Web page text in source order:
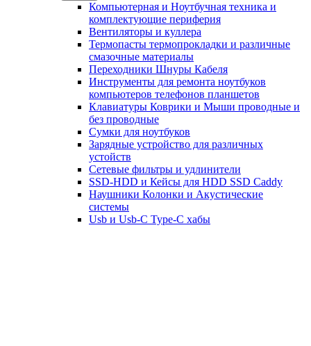
Компьютерная и Ноутбучная техника и
комплектующие периферия
Вентиляторы и куллера
Термопасты термопрокладки и различные
смазочные материалы
Переходники Шнуры Кабеля
Инструменты для ремонта ноутбуков
компьютеров телефонов планшетов
Клавиатуры Коврики и Мыши проводные и
без проводные
Сумки для ноутбуков
Зарядные устройство для различных
устойств
Сетевые фильтры и удлинители
SSD-HDD и Кейсы для HDD SSD Caddy
Наушники Колонки и Акустические
системы
Usb и Usb-C Type-C хабы